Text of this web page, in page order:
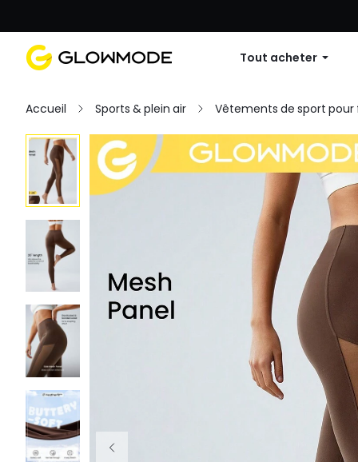
Tout acheter
Accueil Sports & plein air Vêtements de sport